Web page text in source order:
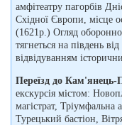
амфітеатру пагорбів
Східної Європи, місце
(1621р.) Огляд
тягнеться на південь
відвідуванням
Переїзд до Кам'янець-
екскурсія містом:
магістрат, Тріумфальна
Турецький бастіон,